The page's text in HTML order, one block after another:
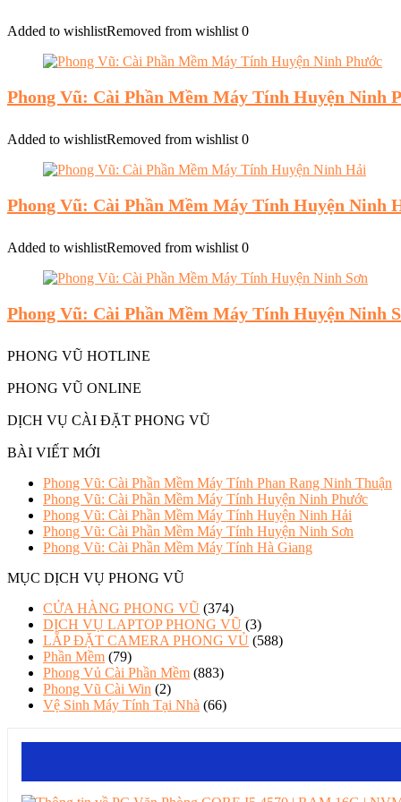
Added to wishlistRemoved from wishlist 0
Phong Vũ: Cài Phần Mềm Máy Tính Huyện Ninh
Added to wishlistRemoved from wishlist 0
Phong Vũ: Cài Phần Mềm Máy Tính Huyện Ninh
Added to wishlistRemoved from wishlist 0
Phong Vũ: Cài Phần Mềm Máy Tính Huyện Ninh
PHONG VŨ HOTLINE
PHONG VŨ ONLINE
DỊCH VỤ CÀI ĐẶT PHONG VŨ
BÀI VIẾT MỚI
Phong Vũ: Cài Phần Mềm Máy Tính Phan Rang Ninh Thuận
Phong Vũ: Cài Phần Mềm Máy Tính Huyện Ninh Phước
Phong Vũ: Cài Phần Mềm Máy Tính Huyện Ninh Hải
Phong Vũ: Cài Phần Mềm Máy Tính Huyện Ninh Sơn
Phong Vũ: Cài Phần Mềm Máy Tính Hà Giang
MỤC DỊCH VỤ PHONG VŨ
CỬA HÀNG PHONG VŨ (374)
DỊCH VỤ LAPTOP PHONG VŨ (3)
LẮP ĐẶT CAMERA PHONG VỦ (588)
Phần Mềm (79)
Phong Vủ Cài Phần Mềm (883)
Phong Vũ Cài Win (2)
Vệ Sinh Máy Tính Tại Nhà (66)